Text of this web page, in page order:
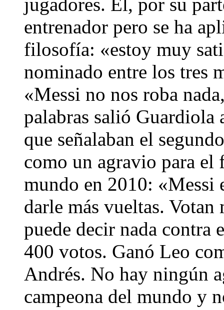
entrenador pero se ha
filosofía: «estoy muy
nominado entre los tres
«Messi no nos roba
palabras salió Guardiola
que señalaban el
como un agravio para el
mundo en 2010: «Messi
darle más vueltas. Votan
puede decir nada contra
400 votos. Ganó Leo
Andrés. No hay ningún
campeona del mundo y